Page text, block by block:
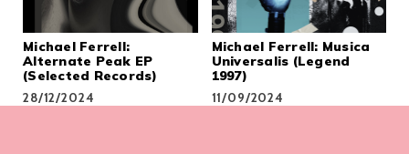
Michael Ferrell:
Alternate Peak E​P
(Selected Records)
28/12/2024
Michael Ferrell: Musica
Universalis (Legend
1997)
11/09/2024